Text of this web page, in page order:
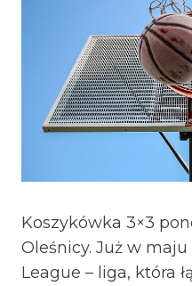
Koszykówka 3×3
Oleśnicy. Już w maju
League – liga, która